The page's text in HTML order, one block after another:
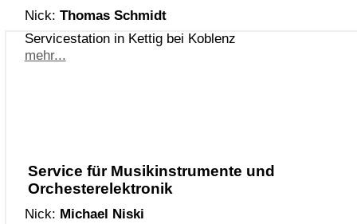
Nick: Thomas Schmidt
Servicestation in Kettig bei Koblenz
mehr...
Service für Musikinstrumente und
Orchesterelektronik
Nick: Michael Niski